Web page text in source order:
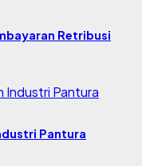
Retribusi
Pantura